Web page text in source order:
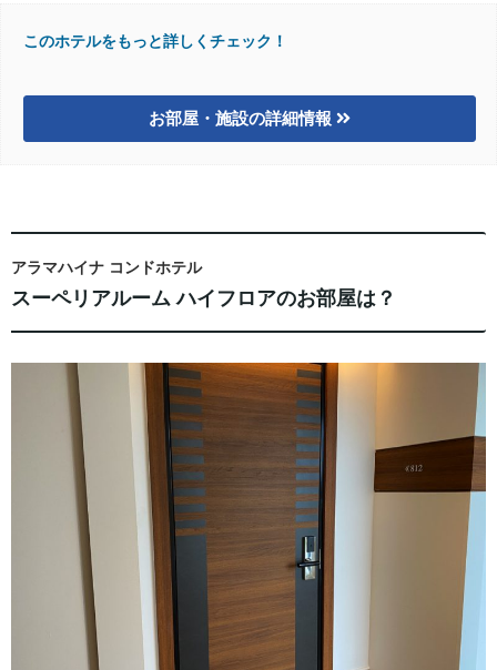
このホテルをもっと詳しくチェック！
お部屋・施設の詳細情報
アラマハイナ コンドホテル
スーペリアルーム ハイフロアのお部屋は？